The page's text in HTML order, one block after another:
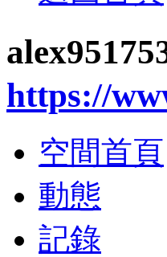
https://
空間首頁
動態
記錄